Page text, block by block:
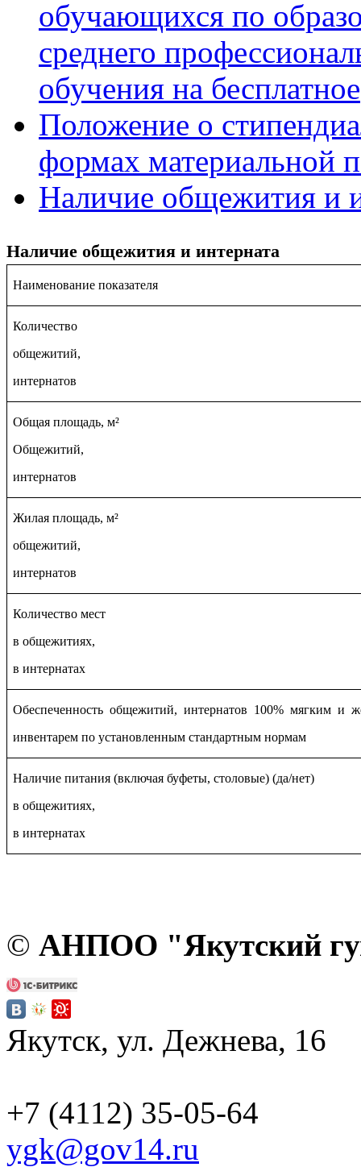
обучающихся по
среднего
обучения на бесплатное
Положение о
формах материальной
Наличие общежития и
Наличие общежития и интерната
Наименование показателя
Количество
общежитий,
интернатов
Общая площадь, м²
Общежитий,
интернатов
Жилая площадь, м²
общежитий,
интернатов
Количество мест
в общежитиях,
в интернатах
Обеспеченность общежитий, интернатов 100% мягким и
инвентарем по установленным стандартным нормам
Наличие питания (включая буфеты, столовые) (да/нет)
в общежитиях,
в интернатах
© АНПОО "Якутский
Якутск,
+7 (4112) 35-05-64
ygk@gov14.ru